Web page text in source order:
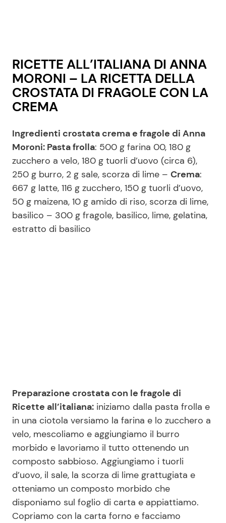
RICETTE ALL’ITALIANA DI ANNA
MORONI – LA RICETTA DELLA
CROSTATA DI FRAGOLE CON LA
CREMA
Ingredienti crostata crema e fragole di Anna
Moroni: Pasta frolla: 500 g farina 00, 180 g
zucchero a velo, 180 g tuorli d’uovo (circa 6),
250 g burro, 2 g sale, scorza di lime – Crema:
667 g latte, 116 g zucchero, 150 g tuorli d’uovo,
50 g maizena, 10 g amido di riso, scorza di lime,
basilico – 300 g fragole, basilico, lime, gelatina,
estratto di basilico
Preparazione crostata con le fragole di
Ricette all’italiana: iniziamo dalla pasta frolla e
in una ciotola versiamo la farina e lo zucchero a
velo, mescoliamo e aggiungiamo il burro
morbido e lavoriamo il tutto ottenendo un
composto sabbioso. Aggiungiamo i tuorli
d’uovo, il sale, la scorza di lime grattugiata e
otteniamo un composto morbido che
disponiamo sul foglio di carta e appiattiamo.
Copriamo con la carta forno e facciamo